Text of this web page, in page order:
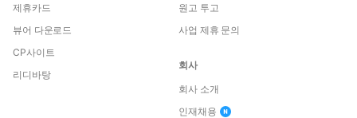
제휴카드
뷰어 다운로드
CP사이트
리디바탕
원고 투고
사업 제휴 문의
회사
회사 소개
인재채용